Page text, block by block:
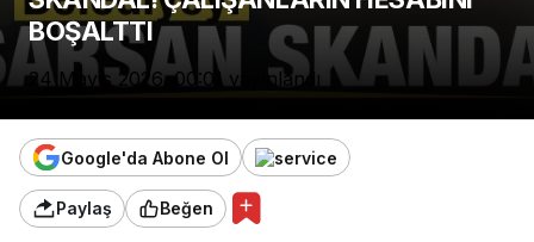
BOŞALTTI
24 Mayıs 2026, 00:01 yayınlandı
Google'da Abone Ol
Paylaş Beğen